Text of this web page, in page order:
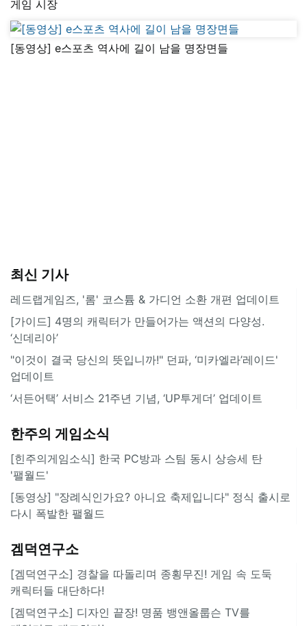
게임 시장
[동영상] e스포츠 역사에 길이 남을 명장면들
최신 기사
레드랩게임즈, '롬' 코스튬 & 가디언 소환 개편 업데이트
[가이드] 4명의 캐릭터가 만들어가는 액션의 다양성.
‘신데리아’
"이것이 결국 당신의 뜻입니까!" 던파, ‘미카엘라’레이드'
업데이트
‘서든어택’ 서비스 21주년 기념, ‘UP투게더’ 업데이트
한주의 게임소식
[힌주의게임소식] 한국 PC방과 스팀 동시 상승세 탄
'팰월드'
[동영상] "장례식인가요? 아니요 축제입니다" 정식 출시로
다시 폭발한 팰월드
겜덕연구소
[겜덕연구소] 경찰을 따돌리며 종횡무진! 게임 속 도둑
캐릭터들 대단하다!
[겜덕연구소] 디자인 끝장! 명품 뱅앤올룹슨 TV를